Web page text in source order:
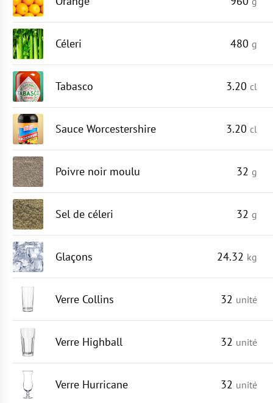
Céleri 480 g
Tabasco 3.20 cl
Sauce Worcestershire 3.20 cl
Poivre noir moulu 32 g
Sel de céleri 32 g
Glaçons 24.32 kg
Verre Collins 32 unité
Verre Highball 32 unité
Verre Hurricane 32 unité